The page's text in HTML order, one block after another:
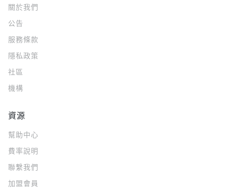
關於我們
公告
服務條款
隱私政策
社區
機構
資源
幫助中心
費率說明
聯繫我們
加盟會員